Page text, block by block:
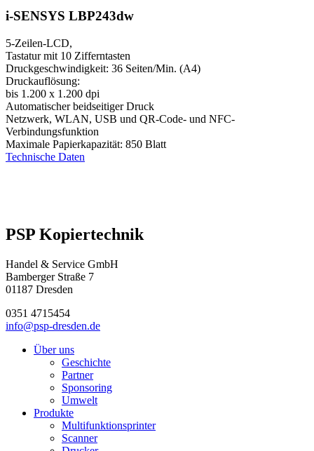
i-SENSYS LBP243dw
5-Zeilen-LCD,
Tastatur mit 10 Zifferntasten
Druckgeschwindigkeit: 36 Seiten/Min. (A4)
Druckauflösung:
bis 1.200 x 1.200 dpi
Automatischer beidseitiger Druck
Netzwerk, WLAN, USB und QR-Code- und NFC-
Verbindungsfunktion
Maximale Papierkapazität: 850 Blatt
Technische Daten
PSP Kopiertechnik
Handel & Service GmbH
Bamberger Straße 7
01187 Dresden
0351 4715454
info@psp-dresden.de
Über uns
Geschichte
Partner
Sponsoring
Umwelt
Produkte
Multifunktionsprinter
Scanner